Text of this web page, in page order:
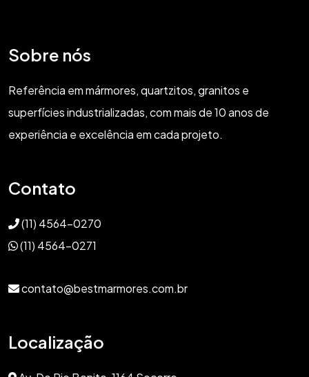
Sobre nós
Referência em mármores, quartzitos, granitos e
superfícies industrializadas, com mais de 10 anos de
experiência e excelência em cada projeto.
Contato
(11) 4564-0270
(11) 4564-0271
contato@bestmarmores.com.br
Localização